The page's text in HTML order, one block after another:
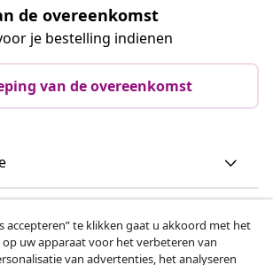
de overeenkomst
je bestelling indienen
van de overeenkomst
accepteren” te klikken gaat u akkoord met het
uw apparaat voor het verbeteren van
van advertenties, het analyseren